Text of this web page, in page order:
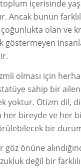
içerisinde
Ancak bunun
çoğunlukta olan ve
göstermeyen
olması için
sahip bir
yoktur. Otizm dil,
her bireyde ve her
bir
önüne
değil bir